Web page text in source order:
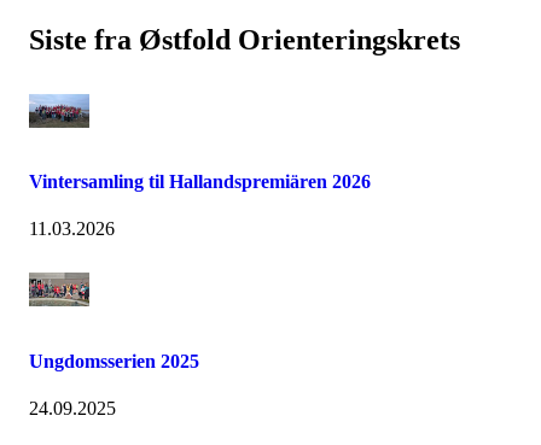
Siste fra Østfold Orienteringskrets
Vintersamling til Hallandspremiären 2026
11.03.2026
Ungdomsserien 2025
24.09.2025